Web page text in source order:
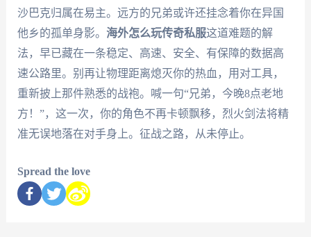
沙巴克归属在易主。远方的兄弟或许还挂念着你在异国
他乡的孤单身影。 海外怎么玩传奇私服这道难题的解
法，早已藏在一条稳定、高速、安全、有保障的数据高
速公路里。别再让物理距离熄灭你的热血，用对工具，
重新披上那件熟悉的战袍。喊一句“兄弟，今晚8点老地
方！”，这一次，你的角色不再卡顿飘移，烈火剑法将精
准无误地落在对手身上。征战之路，从未停止。
Spread the love